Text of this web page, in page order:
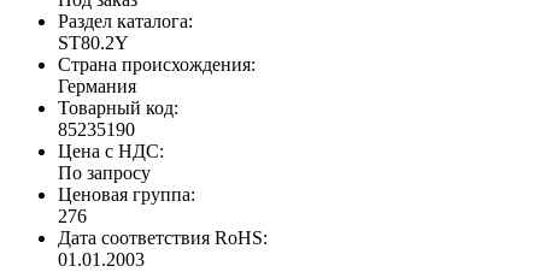
Раздел каталога:
ST80.2Y
Страна происхождения:
Германия
Товарный код:
85235190
Цена с НДС:
По запросу
Ценовая группа:
276
Дата соответствия RoHS:
01.01.2003